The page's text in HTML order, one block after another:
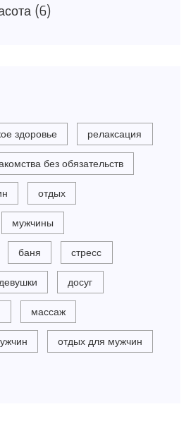
(6)
здоровье релаксация
без обязательств
отдых
мужчины
баня стресс
досуг
массаж
отдых для мужчин